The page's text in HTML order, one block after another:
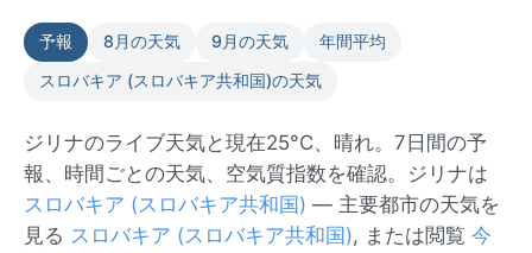
予報 8月の天気 9月の天気
年間平均
スロバキア (スロバキア共和国)の天気
ジリナのライブ天気と現在25°C、晴れ。7日間の予
報、時間ごとの天気、空気質指数を確認。ジリナは
スロバキア (スロバキア共和国) — 主要都市の天気を
見る スロバキア (スロバキア共和国), または閲覧 今